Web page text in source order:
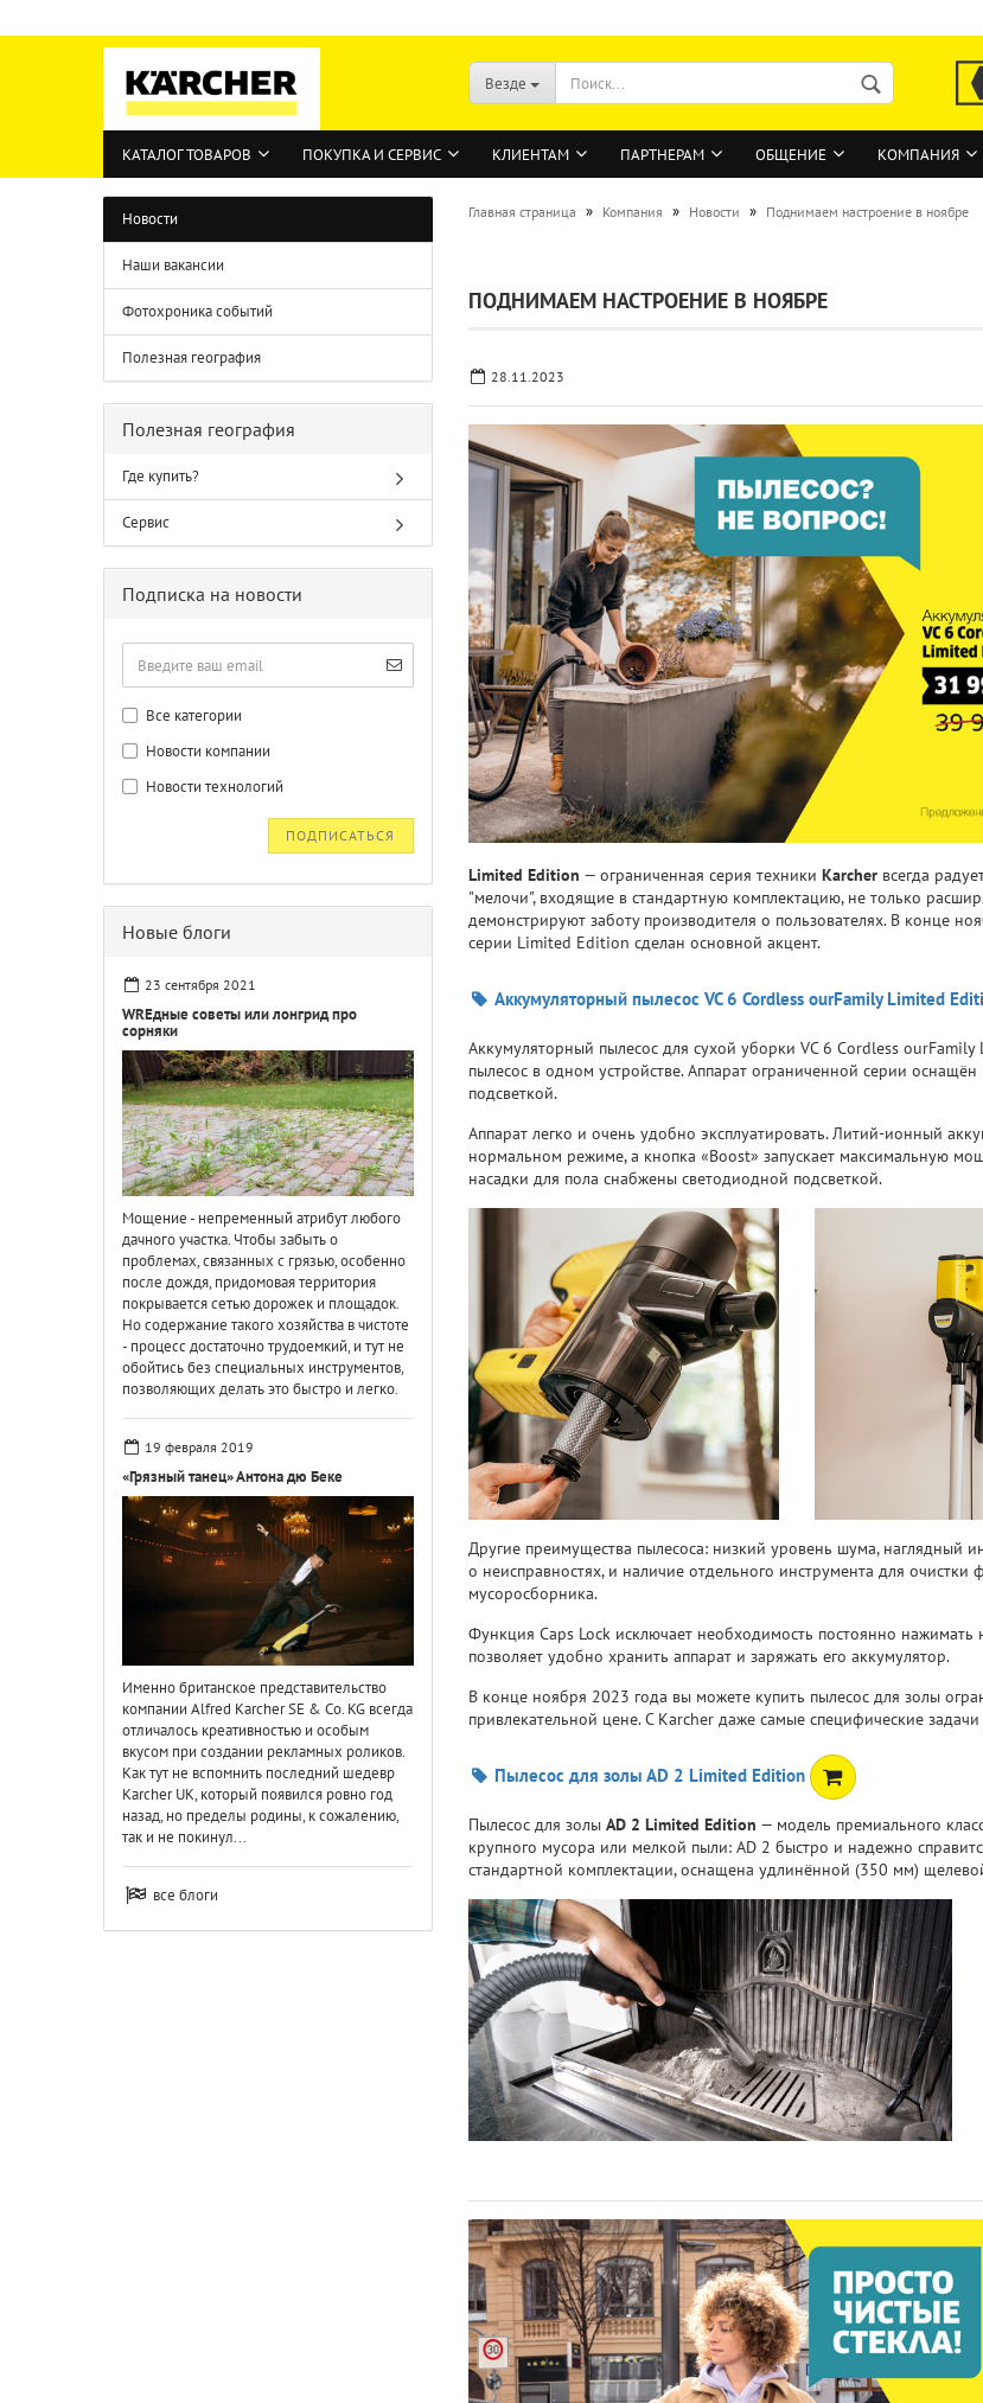
Везде
КАТАЛОГ ТОВАРОВ ПОКУПКА И СЕРВИС КЛИЕНТАМ ПАРТНЕРАМ ОБЩЕНИЕ КОМПАНИЯ
Главная страница » Компания » Новости » Поднимаем настроение в ноябре
ПОДНИМАЕМ НАСТРОЕНИЕ В НОЯБРЕ
28.11.2023
Limited Edition — ограниченная серия техники Karcherвсегда
"мелочи", входящие в стандартную комплектацию, не только
демонстрируют заботу производителя о пользователях. В конце
серии Limited Edition сделан основной акцент.
Аккумуляторный пылесос VC 6 Cordless ourFamily Limited
Аккумуляторный пылесос для сухой уборки VC 6 Cordless
пылесос в одном устройстве. Аппарат ограниченной серии
подсветкой.
Аппарат легко и очень удобно эксплуатировать. Литий-ионный
нормальном режиме, а кнопка «Boost» запускает максимальную
насадки для пола снабжены светодиодной подсветкой.
Другие преимущества пылесоса: низкий уровень шума, наглядный
о неисправностях, и наличие отдельного инструмента для
мусоросборника.
Функция Caps Lock исключает необходимость постоянно
позволяет удобно хранить аппарат и заряжать его аккумулятор.
В конце ноября 2023 года вы можете купить пылесос для золы
привлекательной цене. С Karcher даже самые специфические
Пылесос для золы АD 2 Limited Edition
Пылесос для золы AD 2 Limited Edition — модель премиального
крупного мусора или мелкой пыли: AD 2 быстро и надежно
стандартной комплектации, оснащена удлинённой (350 мм)
Новости
Наши вакансии
Фотохроника событий
Полезная география
Полезная география
Где купить?
Сервис
Подписка на новости
Все категории
Новости компании
Новости технологий
ПОДПИСАТЬСЯ
Новые блоги
23 сентября 2021
WREдные советы или лонгрид про
сорняки
Мощение - непременный атрибут любого
дачного участка. Чтобы забыть о
проблемах, связанных с грязью, особенно
после дождя, придомовая территория
покрывается сетью дорожек и площадок.
Но содержание такого хозяйства в чистоте
- процесс достаточно трудоемкий, и тут не
обойтись без специальных инструментов,
позволяющих делать это быстро и легко.
19 февраля 2019
«Грязный танец» Антона дю Беке
Именно британское представительство
компании Alfred Karcher SE & Co. KG всегда
отличалось креативностью и особым
вкусом при создании рекламных роликов.
Как тут не вспомнить последний шедевр
Karcher UK, который появился ровно год
назад, но пределы родины, к сожалению,
так и не покинул...
все блоги